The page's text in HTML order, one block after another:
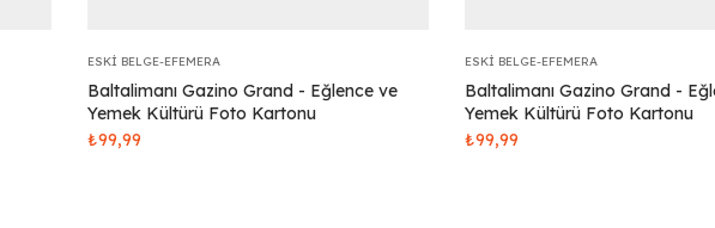
ESKI BELGE-EFEMERA
Baltalimanı Gazino Grand - Eğlence ve
Yemek Kültürü Foto Kartonu
₺99,99
ESKI BELGE-EFEMERA
Baltalimanı Gazino Grand -
Yemek Kültürü Foto Kartonu
₺99,99